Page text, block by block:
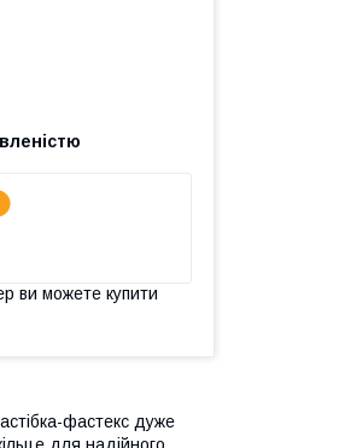
ви можете купити
фастекс дуже
для надійного